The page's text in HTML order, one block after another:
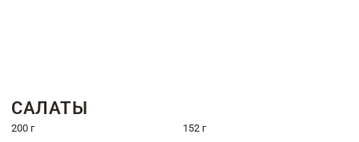
САЛАТЫ
200 г 152 г